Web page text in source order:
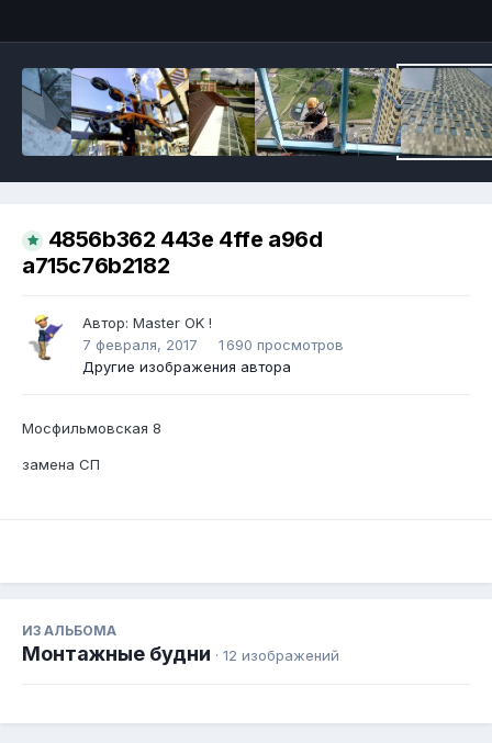
4856b362 443e 4ffe a96d
a715c76b2182
Автор: Master OK !
7 февраля, 2017
1 690 просмотров
Другие изображения автора
Мосфильмовская 8
замена СП
ИЗ АЛЬБОМА
Монтажные будни · 12 изображений